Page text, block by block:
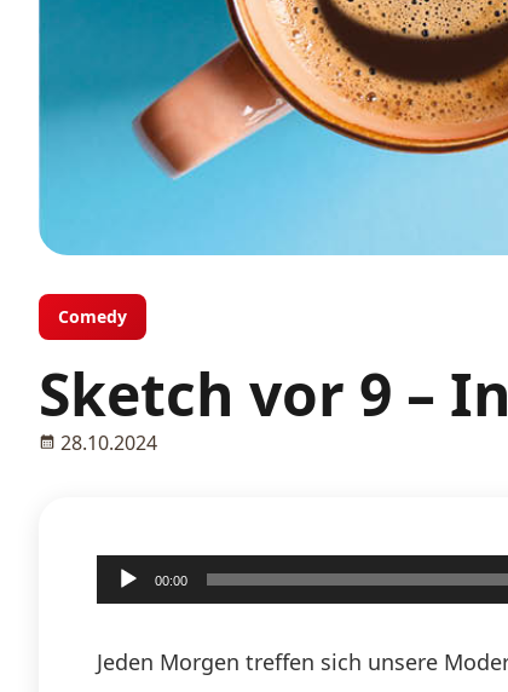
Comedy
Sketch vor 9 –
28.10.2024
Audio-
Player
00:00
Jeden Morgen treffen sich unsere